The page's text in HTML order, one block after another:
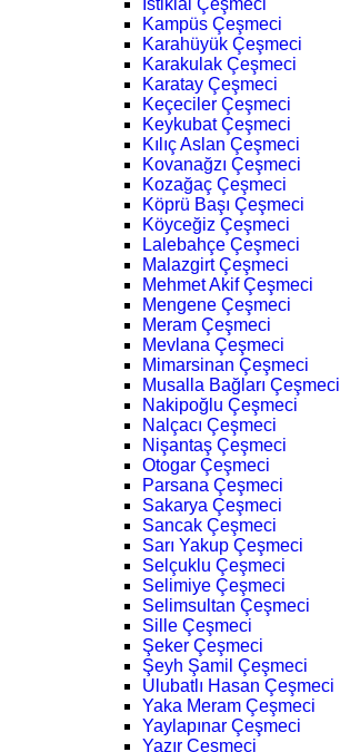
İstiklal Çeşmeci
Kampüs Çeşmeci
Karahüyük Çeşmeci
Karakulak Çeşmeci
Karatay Çeşmeci
Keçeciler Çeşmeci
Keykubat Çeşmeci
Kılıç Aslan Çeşmeci
Kovanağzı Çeşmeci
Kozağaç Çeşmeci
Köprü Başı Çeşmeci
Köyceğiz Çeşmeci
Lalebahçe Çeşmeci
Malazgirt Çeşmeci
Mehmet Akif Çeşmeci
Mengene Çeşmeci
Meram Çeşmeci
Mevlana Çeşmeci
Mimarsinan Çeşmeci
Musalla Bağları Çeşmeci
Nakipoğlu Çeşmeci
Nalçacı Çeşmeci
Nişantaş Çeşmeci
Otogar Çeşmeci
Parsana Çeşmeci
Sakarya Çeşmeci
Sancak Çeşmeci
Sarı Yakup Çeşmeci
Selçuklu Çeşmeci
Selimiye Çeşmeci
Selimsultan Çeşmeci
Sille Çeşmeci
Şeker Çeşmeci
Şeyh Şamil Çeşmeci
Ulubatlı Hasan Çeşmeci
Yaka Meram Çeşmeci
Yaylapınar Çeşmeci
Yazır Çeşmeci